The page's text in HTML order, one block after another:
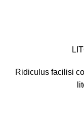
Ridiculus facilisi